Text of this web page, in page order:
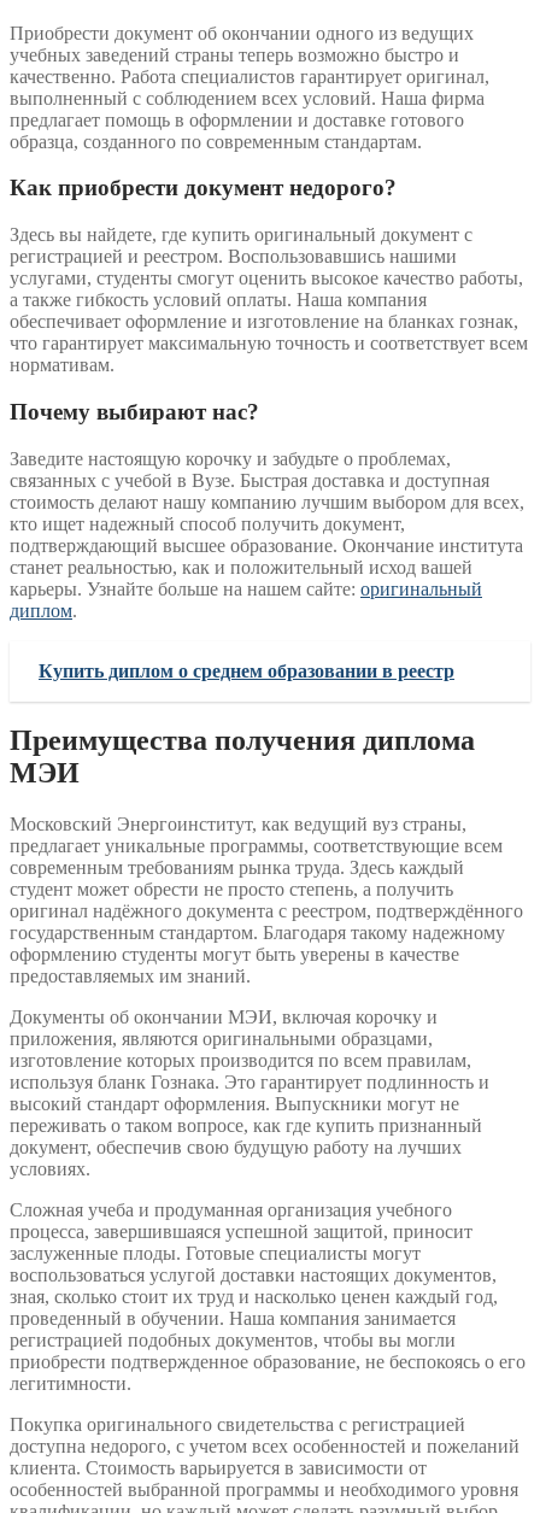
Приобрести документ об окончании одного из ведущих
учебных заведений страны теперь возможно быстро и
качественно. Работа специалистов гарантирует оригинал,
выполненный с соблюдением всех условий. Наша фирма
предлагает помощь в оформлении и доставке готового
образца, созданного по современным стандартам.
Как приобрести документ недорого?
Здесь вы найдете, где купить оригинальный документ с
регистрацией и реестром. Воспользовавшись нашими
услугами, студенты смогут оценить высокое качество работы,
а также гибкость условий оплаты. Наша компания
обеспечивает оформление и изготовление на бланках гознак,
что гарантирует максимальную точность и соответствует всем
нормативам.
Почему выбирают нас?
Заведите настоящую корочку и забудьте о проблемах,
связанных с учебой в Вузе. Быстрая доставка и доступная
стоимость делают нашу компанию лучшим выбором для всех,
кто ищет надежный способ получить документ,
подтверждающий высшее образование. Окончание института
станет реальностью, как и положительный исход вашей
карьеры. Узнайте больше на нашем сайте: оригинальный
диплом.
Купить диплом о среднем образовании в реестр
Преимущества получения диплома
МЭИ
Московский Энергоинститут, как ведущий вуз страны,
предлагает уникальные программы, соответствующие всем
современным требованиям рынка труда. Здесь каждый
студент может обрести не просто степень, а получить
оригинал надёжного документа с реестром, подтверждённого
государственным стандартом. Благодаря такому надежному
оформлению студенты могут быть уверены в качестве
предоставляемых им знаний.
Документы об окончании МЭИ, включая корочку и
приложения, являются оригинальными образцами,
изготовление которых производится по всем правилам,
используя бланк Гознака. Это гарантирует подлинность и
высокий стандарт оформления. Выпускники могут не
переживать о таком вопросе, как где купить признанный
документ, обеспечив свою будущую работу на лучших
условиях.
Сложная учеба и продуманная организация учебного
процесса, завершившаяся успешной защитой, приносит
заслуженные плоды. Готовые специалисты могут
воспользоваться услугой доставки настоящих документов,
зная, сколько стоит их труд и насколько ценен каждый год,
проведенный в обучении. Наша компания занимается
регистрацией подобных документов, чтобы вы могли
приобрести подтвержденное образование, не беспокоясь о его
легитимности.
Покупка оригинального свидетельства с регистрацией
доступна недорого, с учетом всех особенностей и пожеланий
клиента. Стоимость варьируется в зависимости от
особенностей выбранной программы и необходимого уровня